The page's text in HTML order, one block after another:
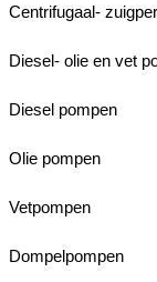
Centrifugaal-
Diesel- olie en vet
Diesel pompen
Olie pompen
Vetpompen
Dompelpompen